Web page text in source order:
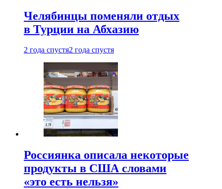
Челябинцы поменяли отдых
в Турции на Абхазию
2 года спустя2 года спустя
Россиянка описала некоторые
продукты в США словами
«это есть нельзя»